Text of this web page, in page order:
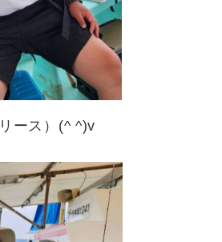
ース）(^ ^)v